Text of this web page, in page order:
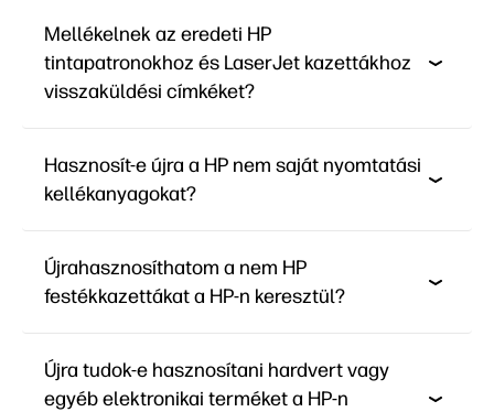
Mellékelnek az eredeti HP
tintapatronokhoz és LaserJet kazettákhoz
visszaküldési címkéket?
Hasznosít-e újra a HP nem saját nyomtatási
kellékanyagokat?
Újrahasznosíthatom a nem HP
festékkazettákat a HP-n keresztül?
Újra tudok-e hasznosítani hardvert vagy
egyéb elektronikai terméket a HP-n